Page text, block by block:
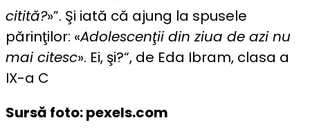
citită?»”. Şi iată că ajung la spusele
părinţilor: «Adolescenţii din ziua de azi nu
mai citesc». Ei, şi?“, de Eda Ibram, clasa a
IX-a C
Sursă foto: pexels.com